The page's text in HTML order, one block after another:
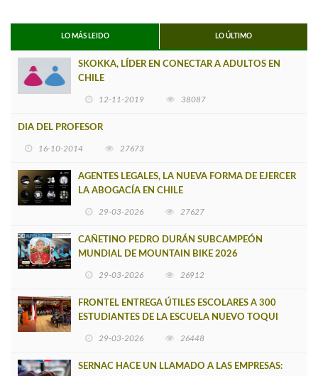
LO MÁS LEIDO LO ÚLTIMO
SKOKKA, LÍDER EN CONECTAR A ADULTOS EN
CHILE
12-11-2019 38087
DIA DEL PROFESOR
16-10-2014 27673
AGENTES LEGALES, LA NUEVA FORMA DE EJERCER
LA ABOGACÍA EN CHILE
29-03-2026 27627
CAÑETINO PEDRO DURÁN SUBCAMPEÓN
MUNDIAL DE MOUNTAIN BIKE 2026
29-03-2026 26912
FRONTEL ENTREGA ÚTILES ESCOLARES A 300
ESTUDIANTES DE LA ESCUELA NUEVO TOQUI
29-03-2026 26448
SERNAC HACE UN LLAMADO A LAS EMPRESAS: